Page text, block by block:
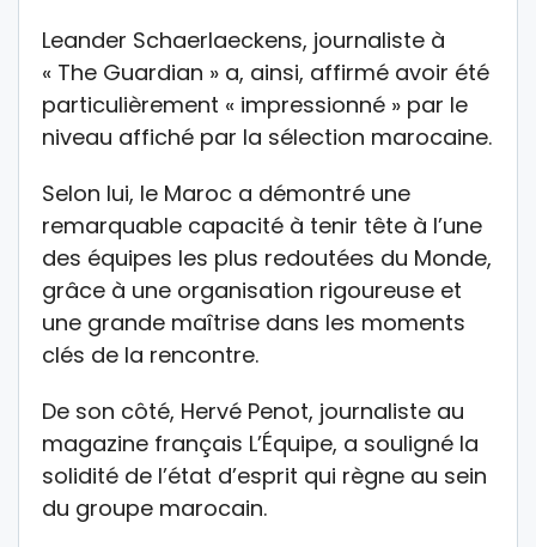
Leander Schaerlaeckens, journaliste à
« The Guardian » a, ainsi, affirmé avoir été
particulièrement « impressionné » par le
niveau affiché par la sélection marocaine.
Selon lui, le Maroc a démontré une
remarquable capacité à tenir tête à l’une
des équipes les plus redoutées du Monde,
grâce à une organisation rigoureuse et
une grande maîtrise dans les moments
clés de la rencontre.
De son côté, Hervé Penot, journaliste au
magazine français L’Équipe, a souligné la
solidité de l’état d’esprit qui règne au sein
du groupe marocain.